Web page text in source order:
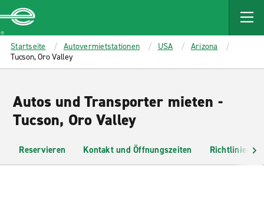
MAIN
CONTENT
Enterprise
Startseite Autovermietstationen USA
Arizona
Tucson, Oro Valley
Autos und Transporter mieten -
Tucson, Oro Valley
Reservieren Kontakt und Öffnungszeiten Richtlinien